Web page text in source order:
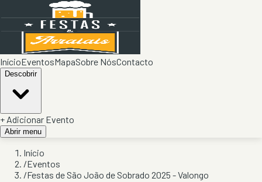
InícioEventosMapaSobre NósContacto
Descobrir
+ Adicionar Evento
Abrir menu
Início
/Eventos
/Festas de São João de Sobrado 2025 - Valongo